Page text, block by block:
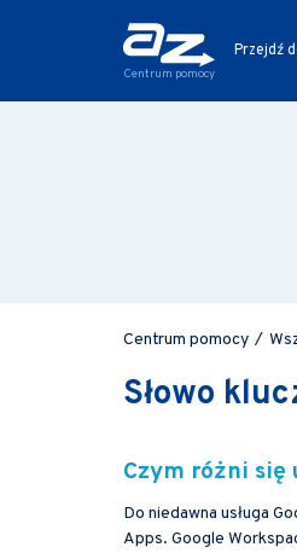
Centrum pomocy
Przejdź
Centrum pomocy /
Słowo
Czym różni się
Do niedawna usługa
Apps. Google